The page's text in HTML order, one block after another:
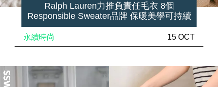
Ralph Lauren力推負責任毛衣 8個
Responsible Sweater品牌 保暖美學可持續
永續時尚 15 OCT